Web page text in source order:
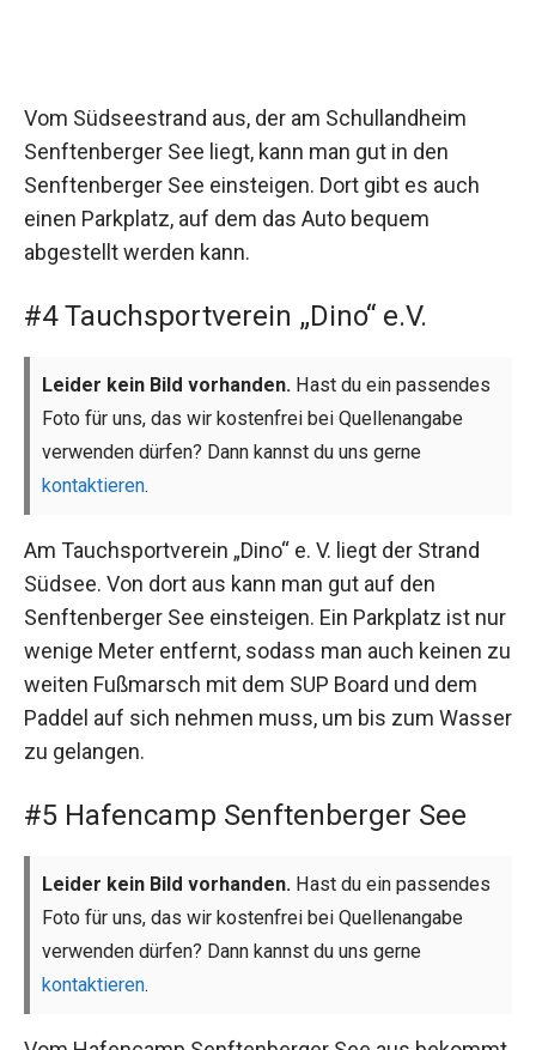
Vom Südseestrand aus, der am Schullandheim
Senftenberger See liegt, kann man gut in den
Senftenberger See einsteigen. Dort gibt es auch
einen Parkplatz, auf dem das Auto bequem
abgestellt werden kann.
#4 Tauchsportverein „Dino“ e.V.
Leider kein Bild vorhanden. Hast du ein passendes
Foto für uns, das wir kostenfrei bei Quellenangabe
verwenden dürfen? Dann kannst du uns gerne
kontaktieren.
Am Tauchsportverein „Dino“ e. V. liegt der Strand
Südsee. Von dort aus kann man gut auf den
Senftenberger See einsteigen. Ein Parkplatz ist nur
wenige Meter entfernt, sodass man auch keinen zu
weiten Fußmarsch mit dem SUP Board und dem
Paddel auf sich nehmen muss, um bis zum Wasser
zu gelangen.
#5 Hafencamp Senftenberger See
Leider kein Bild vorhanden. Hast du ein passendes
Foto für uns, das wir kostenfrei bei Quellenangabe
verwenden dürfen? Dann kannst du uns gerne
kontaktieren.